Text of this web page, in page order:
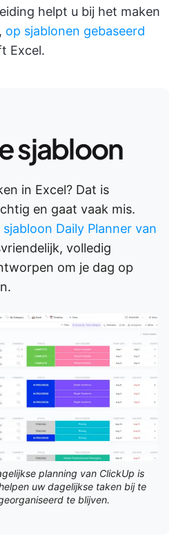
helpt u bij het maken
op sjablonen gebaseerd
Excel.
sjabloon
in Excel? Dat is
en gaat vaak mis.
Daily Planner van
volledig
om je dag op
planning van ClickUp is
uw dagelijkse taken bij te
te blijven.